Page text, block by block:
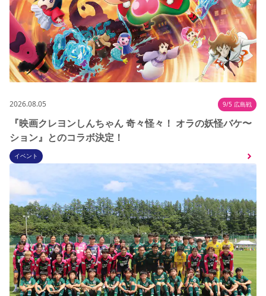
2026.08.05 9/5 広島戦
『映画クレヨンしんちゃん 奇々怪々！ オラの妖怪バケ〜
ション』とのコラボ決定！
イベント